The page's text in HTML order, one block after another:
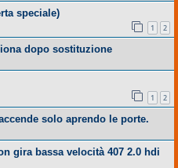
speciale)
1 2
dopo sostituzione
1 2
solo aprendo le porte.
gira bassa velocità 407 2.0 hdi